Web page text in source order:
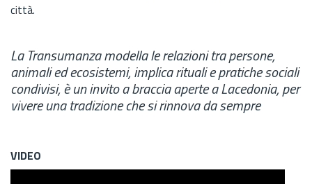
città.
La Transumanza modella le relazioni tra persone,
animali ed ecosistemi, implica rituali e pratiche sociali
condivisi, è un invito a braccia aperte a Lacedonia, per
vivere una tradizione che si rinnova da sempre
VIDEO